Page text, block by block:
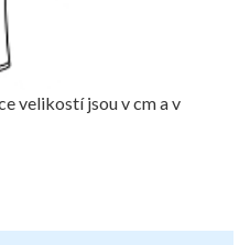
velikostí jsou v cm a v